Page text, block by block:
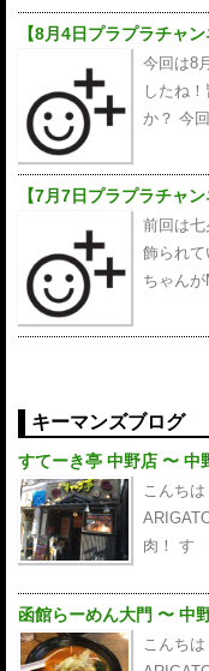
【8月4日プラプラチャン
今回は8
したね
か？ 今
【7月7日プラプラチャン
前回は
飾られ
ちゃん
キーマンズブログ
すてーき亭 中野店 〜 中
こんち
肉！ す
函館らーめん大門 〜 中
こんち